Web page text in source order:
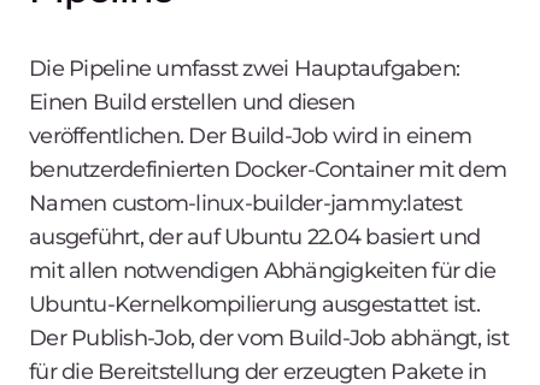
Die Pipeline umfasst zwei Hauptaufgaben:
Einen Build erstellen und diesen
veröffentlichen. Der Build-Job wird in einem
benutzerdefinierten Docker-Container mit dem
Namen custom-linux-builder-jammy:latest
ausgeführt, der auf Ubuntu 22.04 basiert und
mit allen notwendigen Abhängigkeiten für die
Ubuntu-Kernelkompilierung ausgestattet ist.
Der Publish-Job, der vom Build-Job abhängt, ist
für die Bereitstellung der erzeugten Pakete in